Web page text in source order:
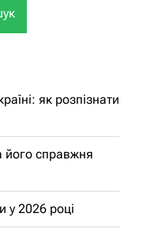
як розпізнати
його справжня
у 2026 році